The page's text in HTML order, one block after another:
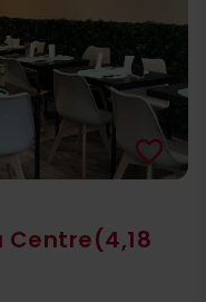
Centre(4,18
favorite_border